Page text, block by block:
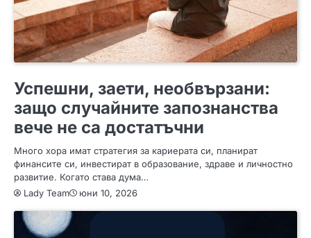
Успешни, заети, необвързани:
защо случайните запознанства
вече не са достатъчни
Много хора имат стратегия за кариерата си, планират
финансите си, инвестират в образование, здраве и личностно
развитие. Когато става дума…
Lady Team
юни 10, 2026